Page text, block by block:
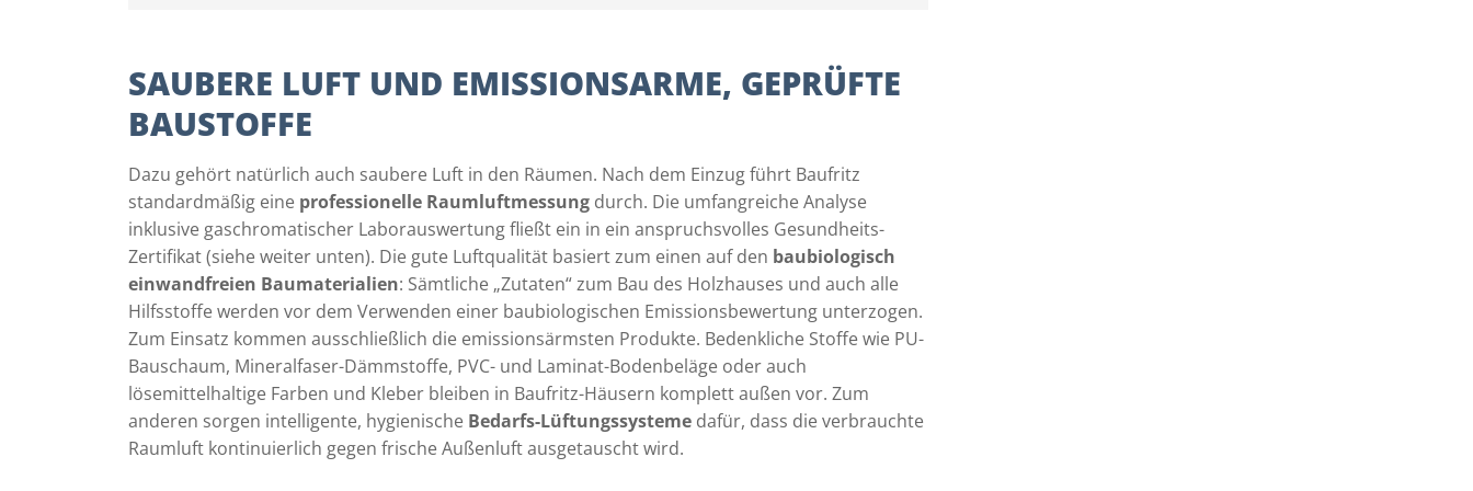
SAUBERE LUFT UND EMISSIONSARME, GEPRÜFTE
BAUSTOFFE
Dazu gehört natürlich auch saubere Luft in den Räumen. Nach dem Einzug führt Baufritz
standardmäßig eine professionelle Raumluftmessung durch. Die umfangreiche Analyse
inklusive gaschromatischer Laborauswertung fließt ein in ein anspruchsvolles Gesundheits-
Zertifikat (siehe weiter unten). Die gute Luftqualität basiert zum einen auf den baubiologisch
einwandfreien Baumaterialien: Sämtliche „Zutaten“ zum Bau des Holzhauses und auch alle
Hilfsstoffe werden vor dem Verwenden einer baubiologischen Emissionsbewertung unterzogen.
Zum Einsatz kommen ausschließlich die emissionsärmsten Produkte. Bedenkliche Stoffe wie PU-
Bauschaum, Mineralfaser-Dämmstoffe, PVC- und Laminat-Bodenbeläge oder auch
lösemittelhaltige Farben und Kleber bleiben in Baufritz-Häusern komplett außen vor. Zum
anderen sorgen intelligente, hygienische Bedarfs-Lüftungssysteme dafür, dass die verbrauchte
Raumluft kontinuierlich gegen frische Außenluft ausgetauscht wird.